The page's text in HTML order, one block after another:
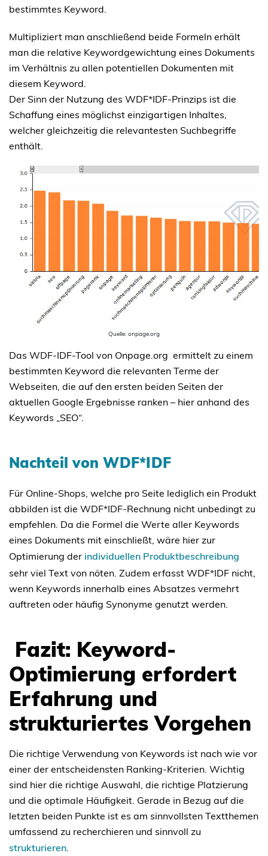
bestimmtes Keyword.
Multipliziert man anschließend beide Formeln erhält
man die relative Keywordgewichtung eines Dokuments
im Verhältnis zu allen potentiellen Dokumenten mit
diesem Keyword.
Der Sinn der Nutzung des WDF*IDF-Prinzips ist die
Schaffung eines möglichst einzigartigen Inhaltes,
welcher gleichzeitig die relevantesten Suchbegriffe
enthält.
Quelle: onpage.org
Das WDF-IDF-Tool von Onpage.org ermittelt zu einem
bestimmten Keyword die relevanten Terme der
Webseiten, die auf den ersten beiden Seiten der
aktuellen Google Ergebnisse ranken – hier anhand des
Keywords „SEO“.
Nachteil von WDF*IDF
Für Online-Shops, welche pro Seite lediglich ein Produkt
abbilden ist die WDF*IDF-Rechnung nicht unbedingt zu
empfehlen. Da die Formel die Werte aller Keywords
eines Dokuments mit einschließt, wäre hier zur
Optimierung der individuellen Produktbeschreibung
sehr viel Text von nöten. Zudem erfasst WDF*IDF nicht,
wenn Keywords innerhalb eines Absatzes vermehrt
auftreten oder häufig Synonyme genutzt werden.
Fazit: Keyword-
Optimierung erfordert
Erfahrung und
strukturiertes Vorgehen
Die richtige Verwendung von Keywords ist nach wie vor
einer der entscheidensten Ranking-Kriterien. Wichtig
sind hier die richtige Auswahl, die richtige Platzierung
und die optimale Häufigkeit. Gerade in Bezug auf die
letzten beiden Punkte ist es am sinnvollsten Textthemen
umfassend zu recherchieren und sinnvoll zu
strukturieren.